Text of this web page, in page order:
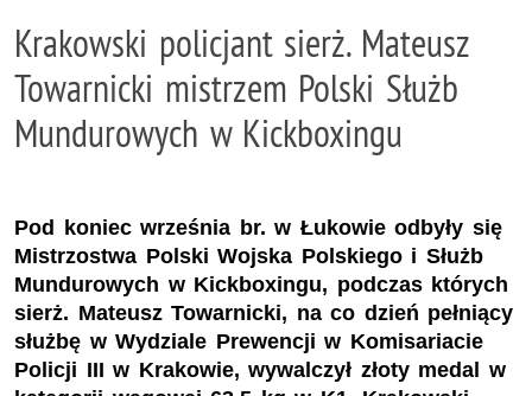
Krakowski policjant sierż. Mateusz
Towarnicki mistrzem Polski Służb
Mundurowych w Kickboxingu
Pod koniec września br. w Łukowie odbyły się
Mistrzostwa Polski Wojska Polskiego i Służb
Mundurowych w Kickboxingu, podczas których
sierż. Mateusz Towarnicki, na co dzień pełniący
służbę w Wydziale Prewencji w Komisariacie
Policji III w Krakowie, wywalczył złoty medal w